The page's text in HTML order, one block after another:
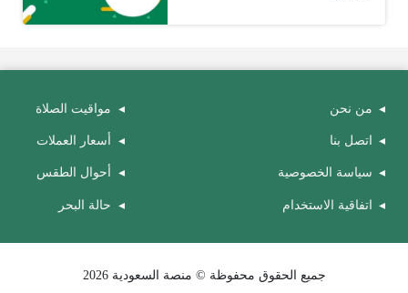
من نحن
اتصل بنا
سياسة الخصوصية
اتفاقية الاستخدام
مواقيت الصلاة
أسعار العملات
أحوال الطقس
حالة البحر
جميع الحقوق محفوظة © منصة السعودية 2026